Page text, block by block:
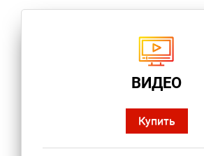
ВИДЕО
Купить